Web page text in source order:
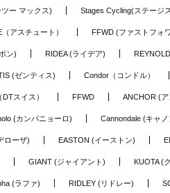
ー マックス) Stages Cycling(ステージ
アスチュート） FFWD (ファストフォ
ン) RIDEA (ライデア)
(ゼンティス) Condor（コンドル）
スイス） FFWD ANCHOR (ア
(カンパニョーロ) Cannondale (キャ
ローザ) EASTON (イーストン)
GIANT (ジャイアント) KUOTA (
(ラファ) RIDLEY (リドレー)